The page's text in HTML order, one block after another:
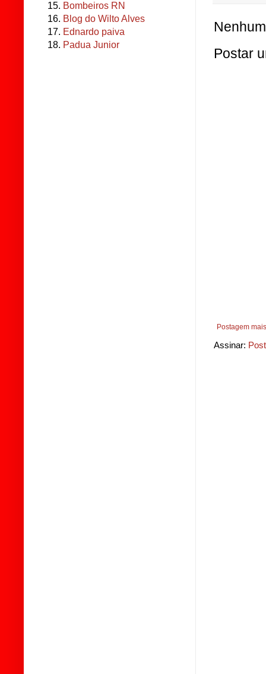
Postar
Postagem
Assinar:
15. Bombeiros RN
16. Blog do Wilto Alves
17. Ednardo paiva
18. Padua Junior